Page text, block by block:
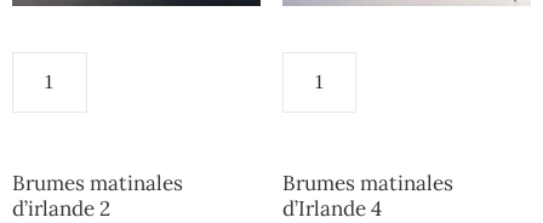
Brumes matinales
d’irlande 2
Brumes matinales
d’Irlande 4